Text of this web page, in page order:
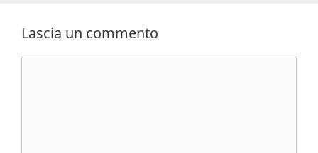
Lascia un commento